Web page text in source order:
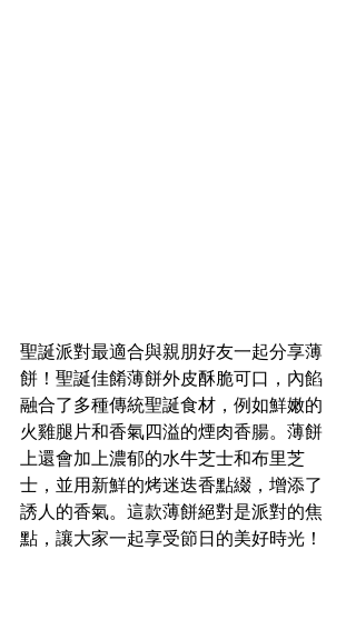
聖誕派對最適合與親朋好友一起分享薄
餅！聖誕佳餚薄餅外皮酥脆可口，內餡
融合了多種傳統聖誕食材，例如鮮嫩的
火雞腿片和香氣四溢的煙肉香腸。薄餅
上還會加上濃郁的水牛芝士和布里芝
士，並用新鮮的烤迷迭香點綴，增添了
誘人的香氣。這款薄餅絕對是派對的焦
點，讓大家一起享受節日的美好時光！